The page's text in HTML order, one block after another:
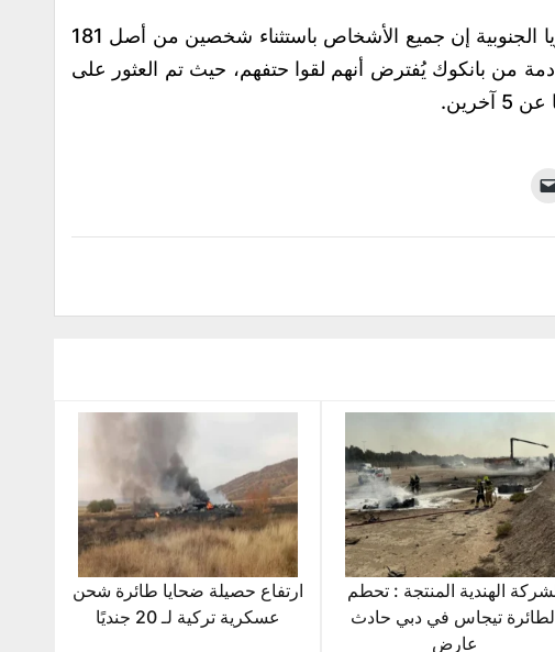
وقالت هيئة الإطفاء الوطنية في كوريا الجنوبية إن جميع الأشخاص باستثناء شخصين من أصل 181
من بانكوك يُفترض أنهم لقوا حتفهم، حيث تم العثور على
الهندية المنتجة : تحطم
تيجاس في دبي حادث
عارض
ارتفاع حصيلة ضحايا طائرة شحن
عسكرية تركية لـ 20 جنديًا